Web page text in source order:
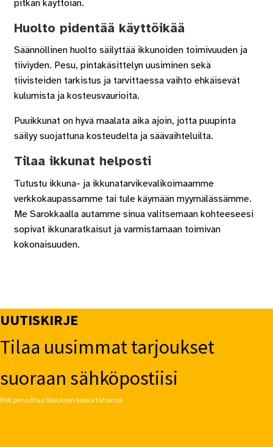
pitkän käyttöiän.
Huolto pidentää käyttöikää
Säännöllinen huolto säilyttää ikkunoiden toimivuuden ja
tiiviyden. Pesu, pintakäsittelyn uusiminen sekä
tiivisteiden tarkistus ja tarvittaessa vaihto ehkäisevät
kulumista ja kosteusvaurioita.
Puuikkunat on hyvä maalata aika ajoin, jotta puupinta
säilyy suojattuna kosteudelta ja säävaihteluilta.
Tilaa ikkunat helposti
Tutustu ikkuna- ja ikkunatarvikevalikoimaamme
verkkokaupassamme tai tule käymään myymälässämme.
Me Sarokkaalla autamme sinua valitsemaan kohteeseesi
sopivat ikkunaratkaisut ja varmistamaan toimivan
kokonaisuuden.
UUTISKIRJE
Tilaa uusimmat tarjoukset
suoraan sähköpostiisi
Voit peruuttaa tilauksen koska tahansa.